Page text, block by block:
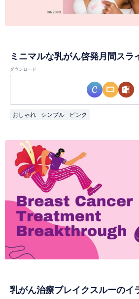
ミニマルな乳がん啓発月間スラ
ダウンロード
おしゃれ シンプル ピンク
乳がん治療ブレイクスルーのイ